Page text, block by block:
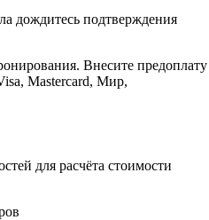
дождитесь подтверждения
Внесите предоплату
Mastercard, Мир,
для расчёта стоимости